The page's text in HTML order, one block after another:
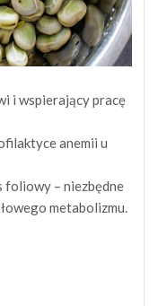
i wspierający pracę
anemii u
foliowy – niezbędne
metabolizmu.